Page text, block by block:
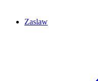
Zaslaw